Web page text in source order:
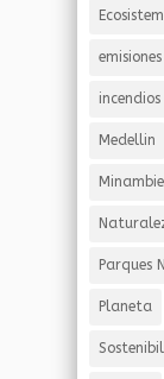
Medellin
Parques
Planeta